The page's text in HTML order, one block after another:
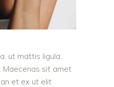
ut mattis ligula.
Maecenas sit amet
et ex ut elit